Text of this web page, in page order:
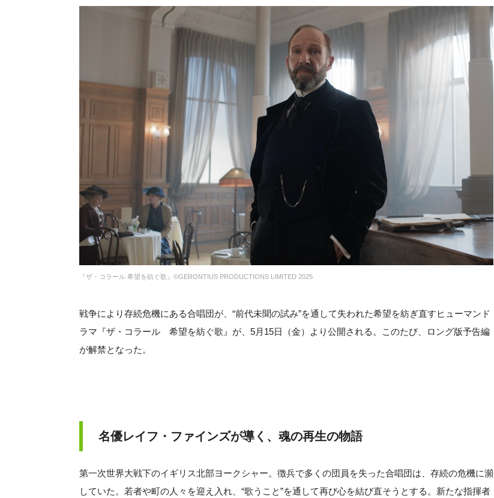
『ザ・コラール 希望を紡ぐ歌』©︎GERONTIUS PRODUCTIONS LIMITED 2025
戦争により存続危機にある合唱団が、“前代未聞の試み”を通して失われた希望を紡ぎ直すヒューマンド
ラマ『ザ・コラール 希望を紡ぐ歌』が、5月15日（金）より公開される。このたび、ロング版予告編
が解禁となった。
名優レイフ・ファインズが導く、魂の再生の物語
第一次世界大戦下のイギリス北部ヨークシャー。徴兵で多くの団員を失った合唱団は、存続の危機に瀕
していた。若者や町の人々を迎え入れ、“歌うこと”を通して再び心を結び直そうとする。新たな指揮者